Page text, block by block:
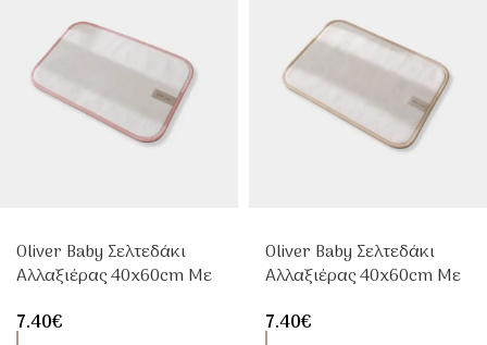
Oliver Baby Σελτεδάκι
Αλλαξιέρας 40x60cm Με
7.40€
Oliver Baby Σελτεδάκι
Αλλαξιέρας 40x60cm Με
7.40€